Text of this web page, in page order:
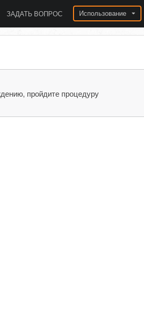
ЗАДАТЬ ВОПРОС Использование
пройдите процедуру